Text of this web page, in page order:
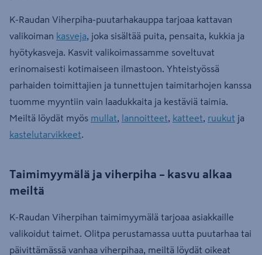
K-Raudan Viherpiha-puutarhakauppa tarjoaa kattavan
valikoiman kasveja, joka sisältää puita, pensaita, kukkia ja
hyötykasveja. Kasvit valikoimassamme soveltuvat
erinomaisesti kotimaiseen ilmastoon. Yhteistyössä
parhaiden toimittajien ja tunnettujen taimitarhojen kanssa
tuomme myyntiin vain laadukkaita ja kestäviä taimia.
Meiltä löydät myös mullat, lannoitteet, katteet, ruukut ja
kastelutarvikkeet.
Taimimyymälä ja viherpiha – kasvu alkaa
meiltä
K-Raudan Viherpihan taimimyymälä tarjoaa asiakkaille
valikoidut taimet. Olitpa perustamassa uutta puutarhaa tai
päivittämässä vanhaa viherpihaa, meiltä löydät oikeat